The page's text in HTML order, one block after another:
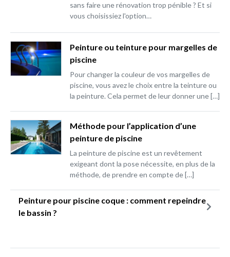
sans faire une rénovation trop pénible ? Et si
vous choisissiez l'option…
Peinture ou teinture pour margelles de
piscine
Pour changer la couleur de vos margelles de
piscine, vous avez le choix entre la teinture ou
la peinture. Cela permet de leur donner une […]
Méthode pour l’application d’une
peinture de piscine
La peinture de piscine est un revêtement
exigeant dont la pose nécessite, en plus de la
méthode, de prendre en compte de […]
Peinture pour piscine coque : comment repeindre
le bassin ?